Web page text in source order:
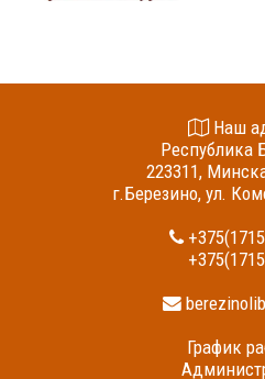
Наш
Республика
223311,
г.Березино, ул.
График